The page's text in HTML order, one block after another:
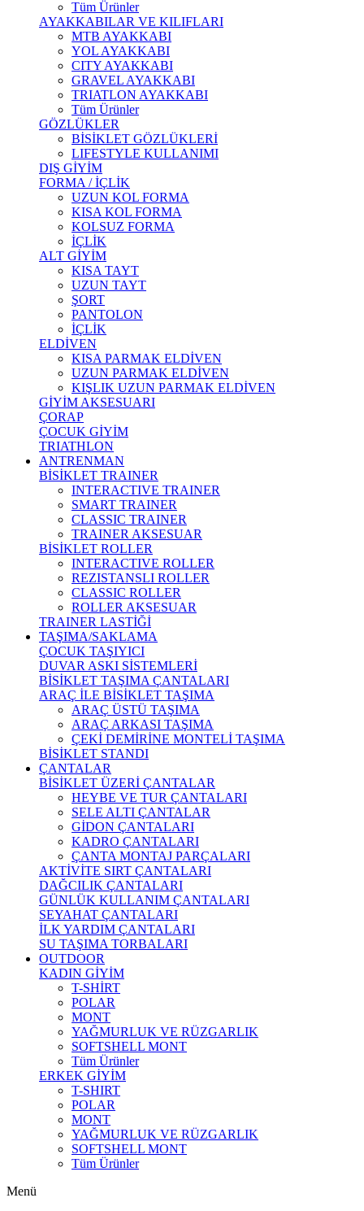
Tüm Ürünler
AYAKKABILAR VE KILIFLARI
MTB AYAKKABI
YOL AYAKKABI
CITY AYAKKABI
GRAVEL AYAKKABI
TRIATLON AYAKKABI
Tüm Ürünler
GÖZLÜKLER
BİSİKLET GÖZLÜKLERİ
LIFESTYLE KULLANIMI
DIŞ GİYİM
FORMA / İÇLİK
UZUN KOL FORMA
KISA KOL FORMA
KOLSUZ FORMA
İÇLİK
ALT GİYİM
KISA TAYT
UZUN TAYT
ŞORT
PANTOLON
İÇLİK
ELDİVEN
KISA PARMAK ELDİVEN
UZUN PARMAK ELDİVEN
KIŞLIK UZUN PARMAK ELDİVEN
GİYİM AKSESUARI
ÇORAP
ÇOCUK GİYİM
TRIATHLON
ANTRENMAN
BİSİKLET TRAINER
INTERACTIVE TRAINER
SMART TRAINER
CLASSIC TRAINER
TRAINER AKSESUAR
BİSİKLET ROLLER
INTERACTIVE ROLLER
REZISTANSLI ROLLER
CLASSIC ROLLER
ROLLER AKSESUAR
TRAINER LASTİĞİ
TAŞIMA/SAKLAMA
ÇOCUK TAŞIYICI
DUVAR ASKI SİSTEMLERİ
BİSİKLET TAŞIMA ÇANTALARI
ARAÇ İLE BİSİKLET TAŞIMA
ARAÇ ÜSTÜ TAŞIMA
ARAÇ ARKASI TAŞIMA
ÇEKİ DEMİRİNE MONTELİ TAŞIMA
BİSİKLET STANDI
ÇANTALAR
BİSİKLET ÜZERİ ÇANTALAR
HEYBE VE TUR ÇANTALARI
SELE ALTI ÇANTALAR
GİDON ÇANTALARI
KADRO ÇANTALARI
ÇANTA MONTAJ PARÇALARI
AKTİVİTE SIRT ÇANTALARI
DAĞCILIK ÇANTALARI
GÜNLÜK KULLANIM ÇANTALARI
SEYAHAT ÇANTALARI
İLK YARDIM ÇANTALARI
SU TAŞIMA TORBALARI
OUTDOOR
KADIN GİYİM
T-SHİRT
POLAR
MONT
YAĞMURLUK VE RÜZGARLIK
SOFTSHELL MONT
Tüm Ürünler
ERKEK GİYİM
T-SHIRT
POLAR
MONT
YAĞMURLUK VE RÜZGARLIK
SOFTSHELL MONT
Tüm Ürünler
Menü